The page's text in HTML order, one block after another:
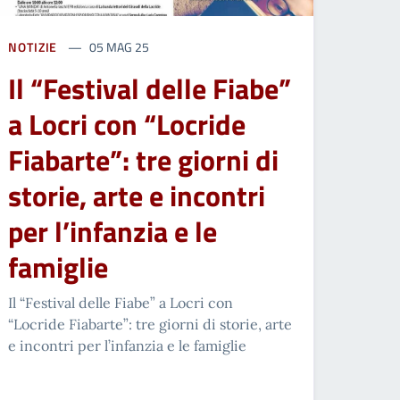
NOTIZIE 05 MAG 25
Il “Festival delle Fiabe”
a Locri con “Locride
Fiabarte”: tre giorni di
storie, arte e incontri
per l’infanzia e le
famiglie
Il “Festival delle Fiabe” a Locri con
“Locride Fiabarte”: tre giorni di storie, arte
e incontri per l’infanzia e le famiglie